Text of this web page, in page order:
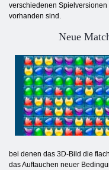
verschiedenen Spielversionen
vorhanden sind.
Neue
bei denen das 3D-Bild die
das Auftauchen neuer